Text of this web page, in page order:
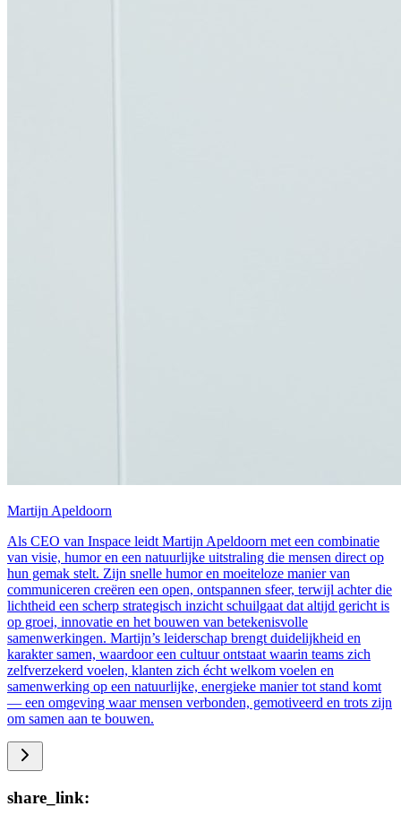
Martijn Apeldoorn
Als CEO van Inspace leidt Martijn Apeldoorn met een combinatie
van visie, humor en een natuurlijke uitstraling die mensen direct op
hun gemak stelt. Zijn snelle humor en moeiteloze manier van
communiceren creëren een open, ontspannen sfeer, terwijl achter die
lichtheid een scherp strategisch inzicht schuilgaat dat altijd gericht is
op groei, innovatie en het bouwen van betekenisvolle
samenwerkingen. Martijn’s leiderschap brengt duidelijkheid en
karakter samen, waardoor een cultuur ontstaat waarin teams zich
zelfverzekerd voelen, klanten zich écht welkom voelen en
samenwerking op een natuurlijke, energieke manier tot stand komt
— een omgeving waar mensen verbonden, gemotiveerd en trots zijn
om samen aan te bouwen.
share_link: